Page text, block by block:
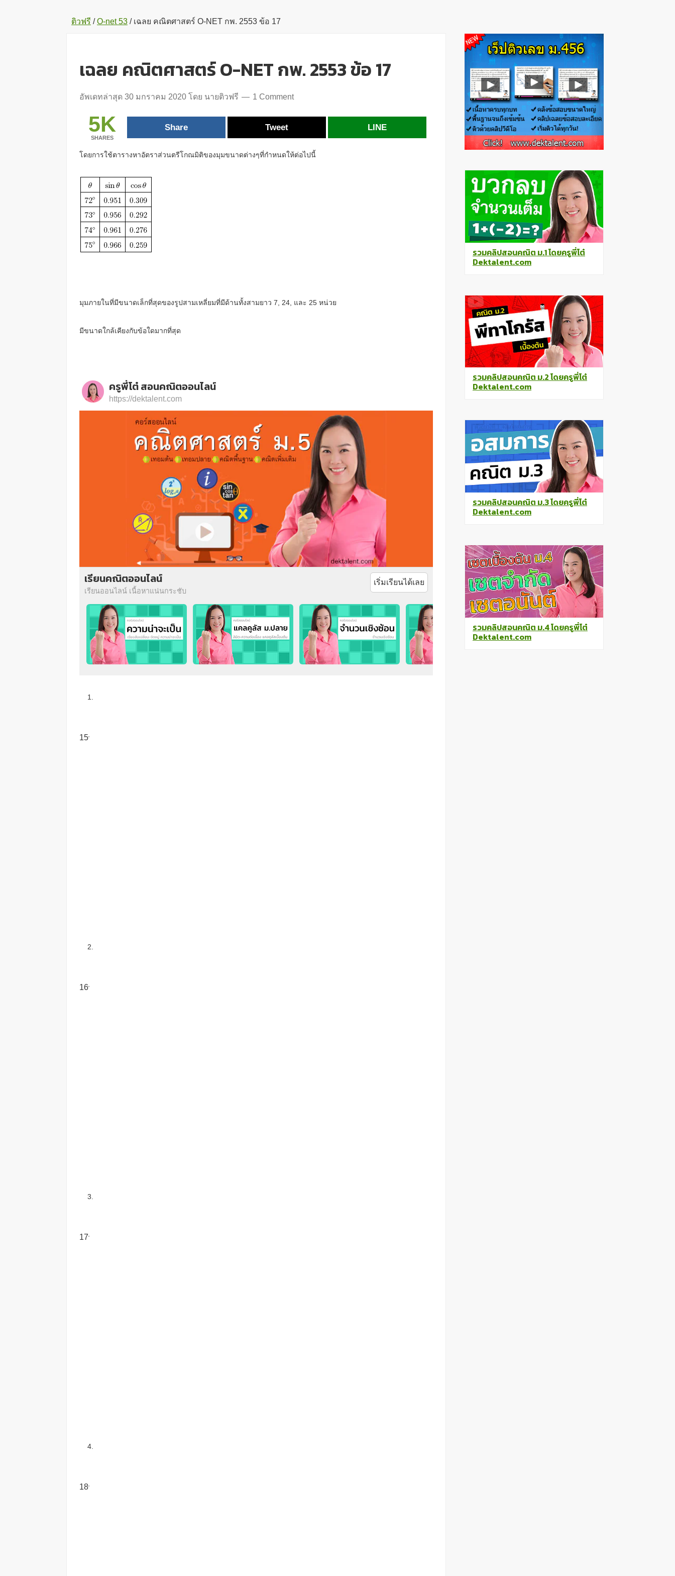
ติวฟรี / O-net 53 /เฉลย คณิตศาสตร์ O-NET กพ. 2553 ข้อ 17
เฉลย คณิตศาสตร์ O-NET กพ. 2553 ข้อ 17
อัพเดทล่าสุด 30 มกราคม 2020 โดย นายติวฟรี 1 Comment
5K
SHARES
Share Tweet LINE
โดยการใช้ตารางหาอัตราส่วนตรีโกณมิติของมุมขนาดต่างๆที่กำหนดให้ต่อไปนี้
มุมภายในที่มีขนาดเล็กที่สุดของรูปสามเหลี่ยมที่มีด้านทั้งสามยาว 7, 24, และ 25 หน่วย
มีขนาดใกล้เคียงกับข้อใดมากที่สุด
ครูพี่โต๋ สอนคณิตออนไลน์
https://dektalent.com
เริ่มเรียนได้เลย
เรียนคณิตออนไลน์
เรียนออนไลน์ เนื้อหาแน่นกระชับ
1.
15o
2.
16o
3.
17 o
4.
18o
Primary
Sidebar
รวมคลิปสอนคณิต ม.1 โดยครูพี่โต๋
Dektalent.com
รวมคลิปสอนคณิต ม.2 โดยครูพี่โต๋
Dektalent.com
รวมคลิปสอนคณิต ม.3 โดยครูพี่โต๋
Dektalent.com
รวมคลิปสอนคณิต ม.4 โดยครูพี่โต๋
Dektalent.com